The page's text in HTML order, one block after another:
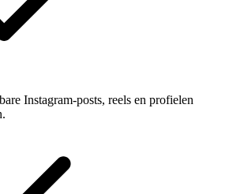
Instagram-posts, reels en profielen